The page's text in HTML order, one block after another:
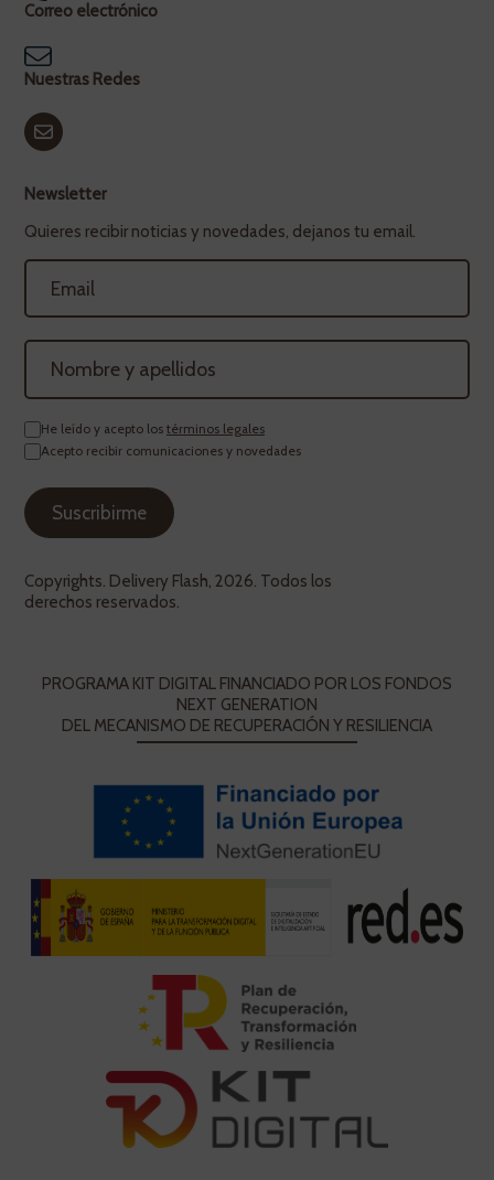
Correo electrónico
Nuestras Redes
Newsletter
Quieres recibir noticias y novedades, dejanos tu email.
He leído y acepto los términos legales
Acepto recibir comunicaciones y novedades
Copyrights. Delivery Flash, 2026. Todos los
derechos reservados.
PROGRAMA KIT DIGITAL FINANCIADO POR LOS FONDOS
NEXT GENERATION
DEL MECANISMO DE RECUPERACIÓN Y RESILIENCIA